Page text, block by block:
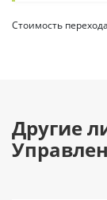
Стоимость
Другие